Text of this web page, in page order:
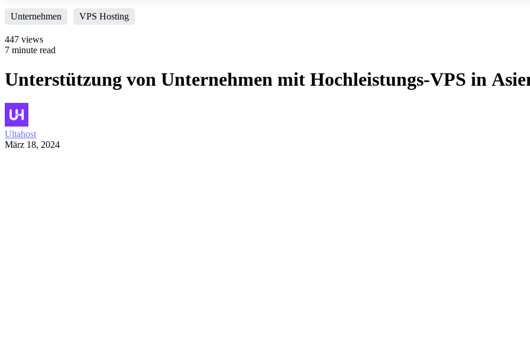
Unternehmen VPS Hosting
447 views
7 minute read
Unterstützung von Unternehmen mit Hochleistungs-VPS in
Ultahost
März 18, 2024